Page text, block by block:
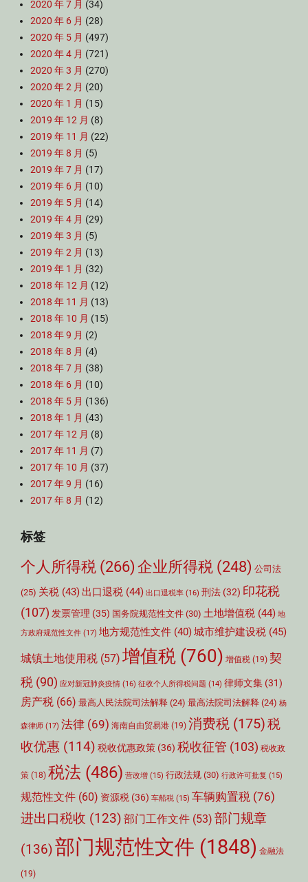
2020 年 7 月 (34)
2020 年 6 月 (28)
2020 年 5 月 (497)
2020 年 4 月 (721)
2020 年 3 月 (270)
2020 年 2 月 (20)
2020 年 1 月 (15)
2019 年 12 月 (8)
2019 年 11 月 (22)
2019 年 8 月 (5)
2019 年 7 月 (17)
2019 年 6 月 (10)
2019 年 5 月 (14)
2019 年 4 月 (29)
2019 年 3 月 (5)
2019 年 2 月 (13)
2019 年 1 月 (32)
2018 年 12 月 (12)
2018 年 11 月 (13)
2018 年 10 月 (15)
2018 年 9 月 (2)
2018 年 8 月 (4)
2018 年 7 月 (38)
2018 年 6 月 (10)
2018 年 5 月 (136)
2018 年 1 月 (43)
2017 年 12 月 (8)
2017 年 11 月 (7)
2017 年 10 月 (37)
2017 年 9 月 (16)
2017 年 8 月 (12)
标签
个人所得税 (266) 企业所得税 (248) 公司法
(25) 关税 (43) 出口退税 (44) 出口退税率 (16) 刑法 (32) 印花税
(107) 发票管理 (35) 国务院规范性文件 (30) 土地增值税 (44) 地
方政府规范性文件 (17) 地方规范性文件 (40)城市维护建设税 (45)
城镇土地使用税 (57) 增值税 (760) 增值税 (19) 契
税 (90) 应对新冠肺炎疫情 (16) 征收个人所得税问题 (14) 律师文集 (31)
房产税 (66) 最高人民法院司法解释 (24) 最高法院司法解释 (24) 杨
森律师 (17) 法律 (69) 海南自由贸易港 (19) 消费税 (175)税
收优惠 (114) 税收优惠政策 (36) 税收征管 (103) 税收政
策 (18) 税法 (486) 营改增 (15) 行政法规 (30) 行政许可批复 (15)
规范性文件 (60) 资源税 (36) 车船税 (15) 车辆购置税 (76)
进出口税收 (123) 部门工作文件 (53) 部门规章
(136)部门规范性文件 (1848) 金融法
(19)